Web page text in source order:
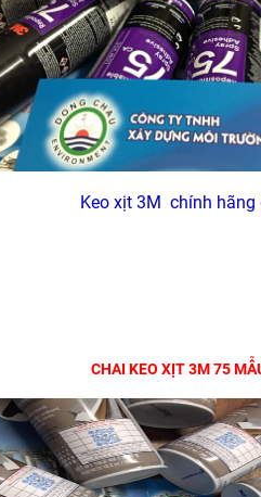
Keo xịt 3M chính hãng
CHAI KEO XỊT 3M 75